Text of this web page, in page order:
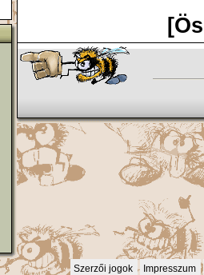
Szerzői jogok Impresszum